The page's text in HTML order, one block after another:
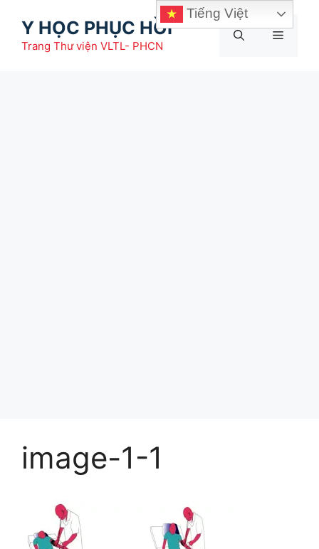
Y HỌC PHỤC HỒI
Trang Thư viện VLTL- PHCN
Menu
image-1-1
Tiếng Việt